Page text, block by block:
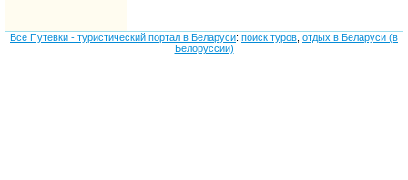
Все Путевки - туристический портал в Беларуси: поиск туров отдых в Беларуси (в
Белоруссии)